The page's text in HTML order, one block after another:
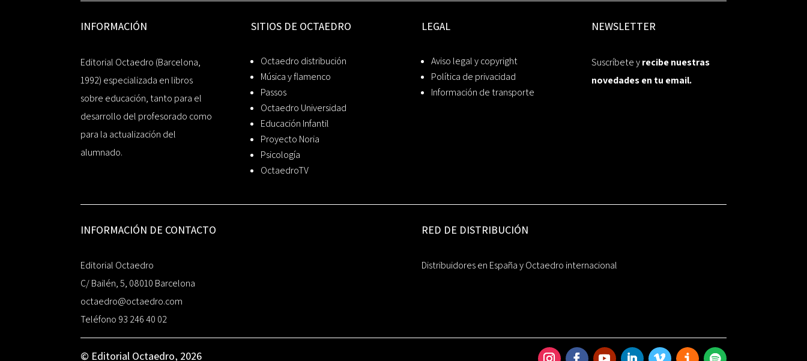
INFORMACIÓN
Editorial Octaedro (Barcelona,
1992) especializada en libros
sobre educación, tanto para el
desarrollo del profesorado como
para la actualización del
alumnado.
SITIOS DE OCTAEDRO
Octaedro distribución
Música y flamenco
Passos
Octaedro Universidad
Educación Infantil
Proyecto Noria
Psicología
OctaedroTV
LEGAL
Aviso legal y copyright
Política de privacidad
Información de transporte
NEWSLETTER
Suscríbete yrecibe nuestras
novedades en tu email.
INFORMACIÓN DE CONTACTO
Editorial Octaedro
C/ Bailén, 5, 08010 Barcelona
octaedro@octaedro.com
Teléfono 93 246 40 02
RED DE DISTRIBUCIÓN
Distribuidores en España y Octaedro internacional
© Editorial Octaedro, 2026